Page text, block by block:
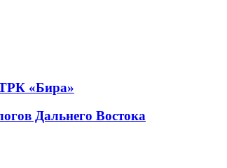
«Бира»
Дальнего Востока